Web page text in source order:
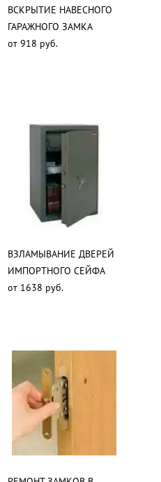
ВСКРЫТИЕ НАВЕСНОГО
ГАРАЖНОГО ЗАМКА
от 918 руб.
ВЗЛАМЫВАНИЕ ДВЕРЕЙ
ИМПОРТНОГО СЕЙФА
от 1638 руб.